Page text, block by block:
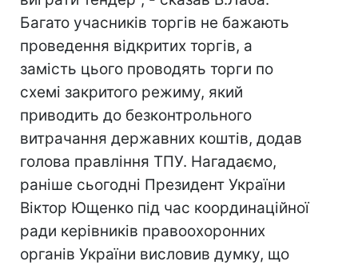
Багато учасників торгів не бажають
проведення відкритих торгів, а
замість цього проводять торги по
схемі закритого режиму, який
приводить до безконтрольного
витрачання державних коштів, додав
голова правління ТПУ. Нагадаємо,
раніше сьогодні Президент України
Віктор Ющенко під час координаційної
ради керівників правоохоронних
органів України висловив думку, що